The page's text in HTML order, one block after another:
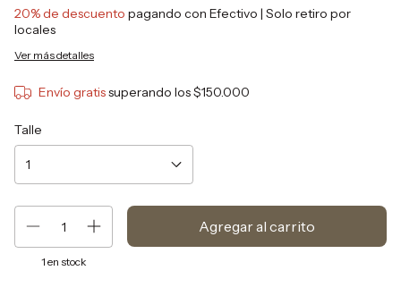
20% de descuento pagando con Efectivo | Solo retiro por
locales
Ver más detalles
Envío gratissuperando los$150.000
Talle
1 en stock